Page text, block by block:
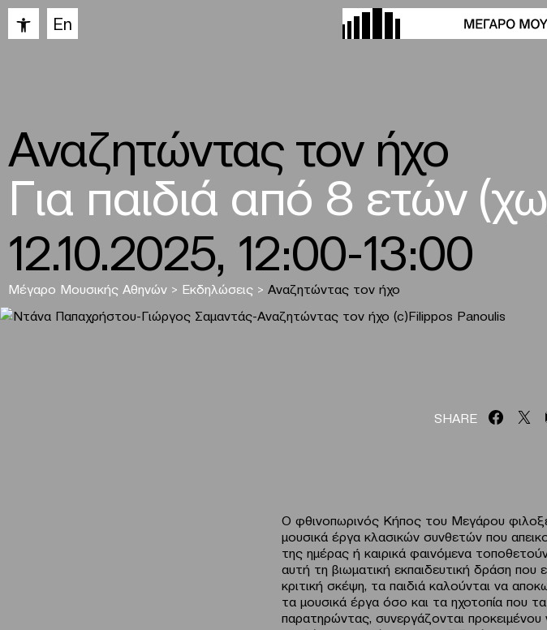
Ανοίξτε τη γραμμή εργαλείων
En
Αναζητώντας τον ήχο
Για παιδιά από 8 ετών
12.10.2025, 12:00-13:00
Μέγαρο Μουσικής Αθηνών > Εκδηλώσεις > Αναζητώντας τον ήχο
SHARE
Ο φθινοπωρινός Κήπος του Μεγάρου
μουσικά έργα κλασικών συνθετών που
της ημέρας ή καιρικά φαινόμενα
αυτή τη βιωματική εκπαιδευτική δράση που
κριτική σκέψη, τα παιδιά καλούνται να
τα μουσικά έργα όσο και τα ηχοτοπία που
παρατηρώντας, συνεργάζονται